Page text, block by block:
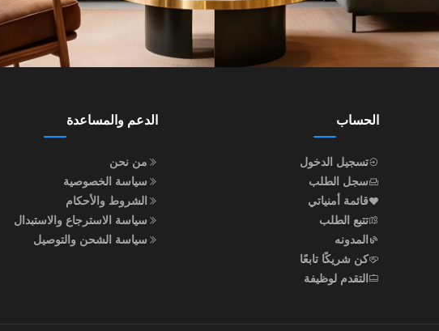
الحساب
تسجيل الدخول
سجل الطلب
قائمة أمنياتي
تتبع الطلب
المدونه
كن شريكًا تابعًا
التقدم لوظيفة
الدعم والمساعدة
من نحن
سياسة الخصوصية
الشروط والأحكام
سياسة الاسترجاع والاستبدال
سياسة الشحن والتوصيل